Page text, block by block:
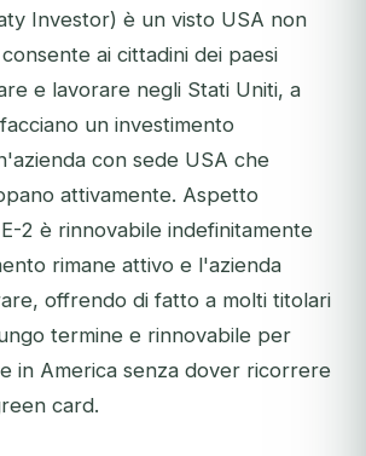
Investor) è un visto USA non
ai cittadini dei paesi
e lavorare negli Stati Uniti, a
un investimento
con sede USA che
attivamente. Aspetto
2 è rinnovabile indefinitamente
rimane attivo e l'azienda
offrendo di fatto a molti titolari
termine e rinnovabile per
in America senza dover ricorrere
card.